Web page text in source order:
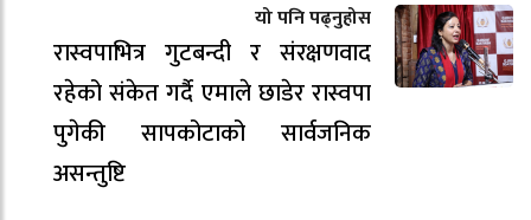
यो पनि पढ्नुहोस
रास्वपाभित्र गुटबन्दी र संरक्षणवाद
रहेको संकेत गर्दै एमाले छाडेर रास्वपा
पुगेकी सापकोटाको सार्वजनिक
असन्तुष्टि